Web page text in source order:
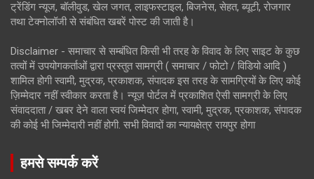
ट्रेंडिंग न्यूज, बॉलीवुड, खेल जगत, लाइफस्टाइल, बिजनेस, सेहत, ब्यूटी, रोजगार
तथा टेक्नोलॉजी से संबंधित खबरें पोस्ट की जाती है।
Disclaimer - समाचार से सम्बंधित किसी भी तरह के विवाद के लिए साइट के कुछ
तत्वों में उपयोगकर्ताओं द्वारा प्रस्तुत सामग्री ( समाचार / फोटो / विडियो आदि )
शामिल होगी स्वामी, मुद्रक, प्रकाशक, संपादक इस तरह के सामग्रियों के लिए कोई
ज़िम्मेदार नहीं स्वीकार करता है। न्यूज़ पोर्टल में प्रकाशित ऐसी सामग्री के लिए
संवाददाता / खबर देने वाला स्वयं जिम्मेदार होगा, स्वामी, मुद्रक, प्रकाशक, संपादक
की कोई भी जिम्मेदारी नहीं होगी. सभी विवादों का न्यायक्षेत्र रायपुर होगा
हमसे सम्पर्क करें